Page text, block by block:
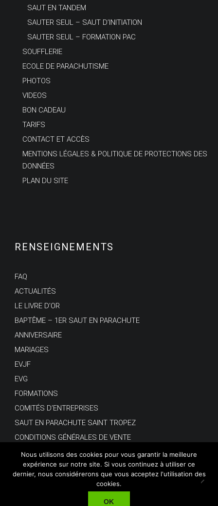
SAUT EN TANDEM
SAUTER SEUL – SAUT D’INITIATION
SAUTER SEUL – FORMATION PAC
SOUFFLERIE
ECOLE DE PARACHUTISME
PHOTOS
VIDEOS
BON CADEAU
TARIFS
CONTACT ET ACCÈS
MENTIONS LÉGALES & POLITIQUE DE PROTECTIONS DES
DONNÉES
PLAN DU SITE
RENSEIGNEMENTS
FAQ
ACTUALITÉS
LE LIVRE D’OR
BAPTÊME – 1ER SAUT EN PARACHUTE
ANNIVERSAIRE
MARIAGES
EVJF
EVG
FORMATIONS
COMITÉS D’ENTREPRISES
SAUT EN PARACHUTE SAINT TROPEZ
CONDITIONS GÉNÉRALES DE VENTE
Nous utilisons des cookies pour vous garantir la meilleure
expérience sur notre site. Si vous continuez à utiliser ce
dernier, nous considérerons que vous acceptez l'utilisation des
cookies.
OK